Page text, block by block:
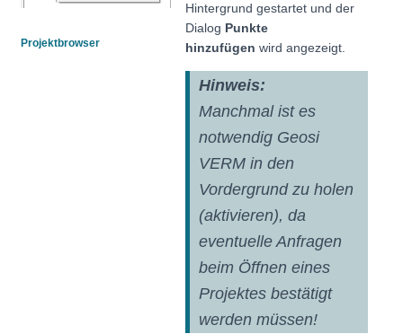
Projektbrowser
Hintergrund gestartet und der
Dialog Punkte
hinzufügen wird angezeigt.
Hinweis:
Manchmal ist es
notwendig Geosi
VERM in den
Vordergrund zu holen
(aktivieren), da
eventuelle Anfragen
beim Öffnen eines
Projektes bestätigt
werden müssen!